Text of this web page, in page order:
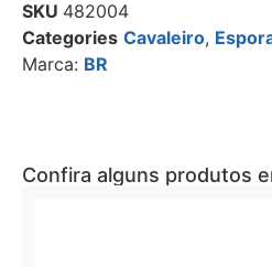
SKU 482004
Categories Cavaleiro,
Marca: BR
Confira alguns produtos